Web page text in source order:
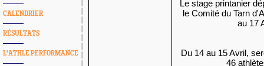
CALENDRIER
RÉSULTATS
L'ATHLE PERFORMANCE
Le stage printanier
le Comité du Tarn
au 17
Du 14 au 15 Avril,
46